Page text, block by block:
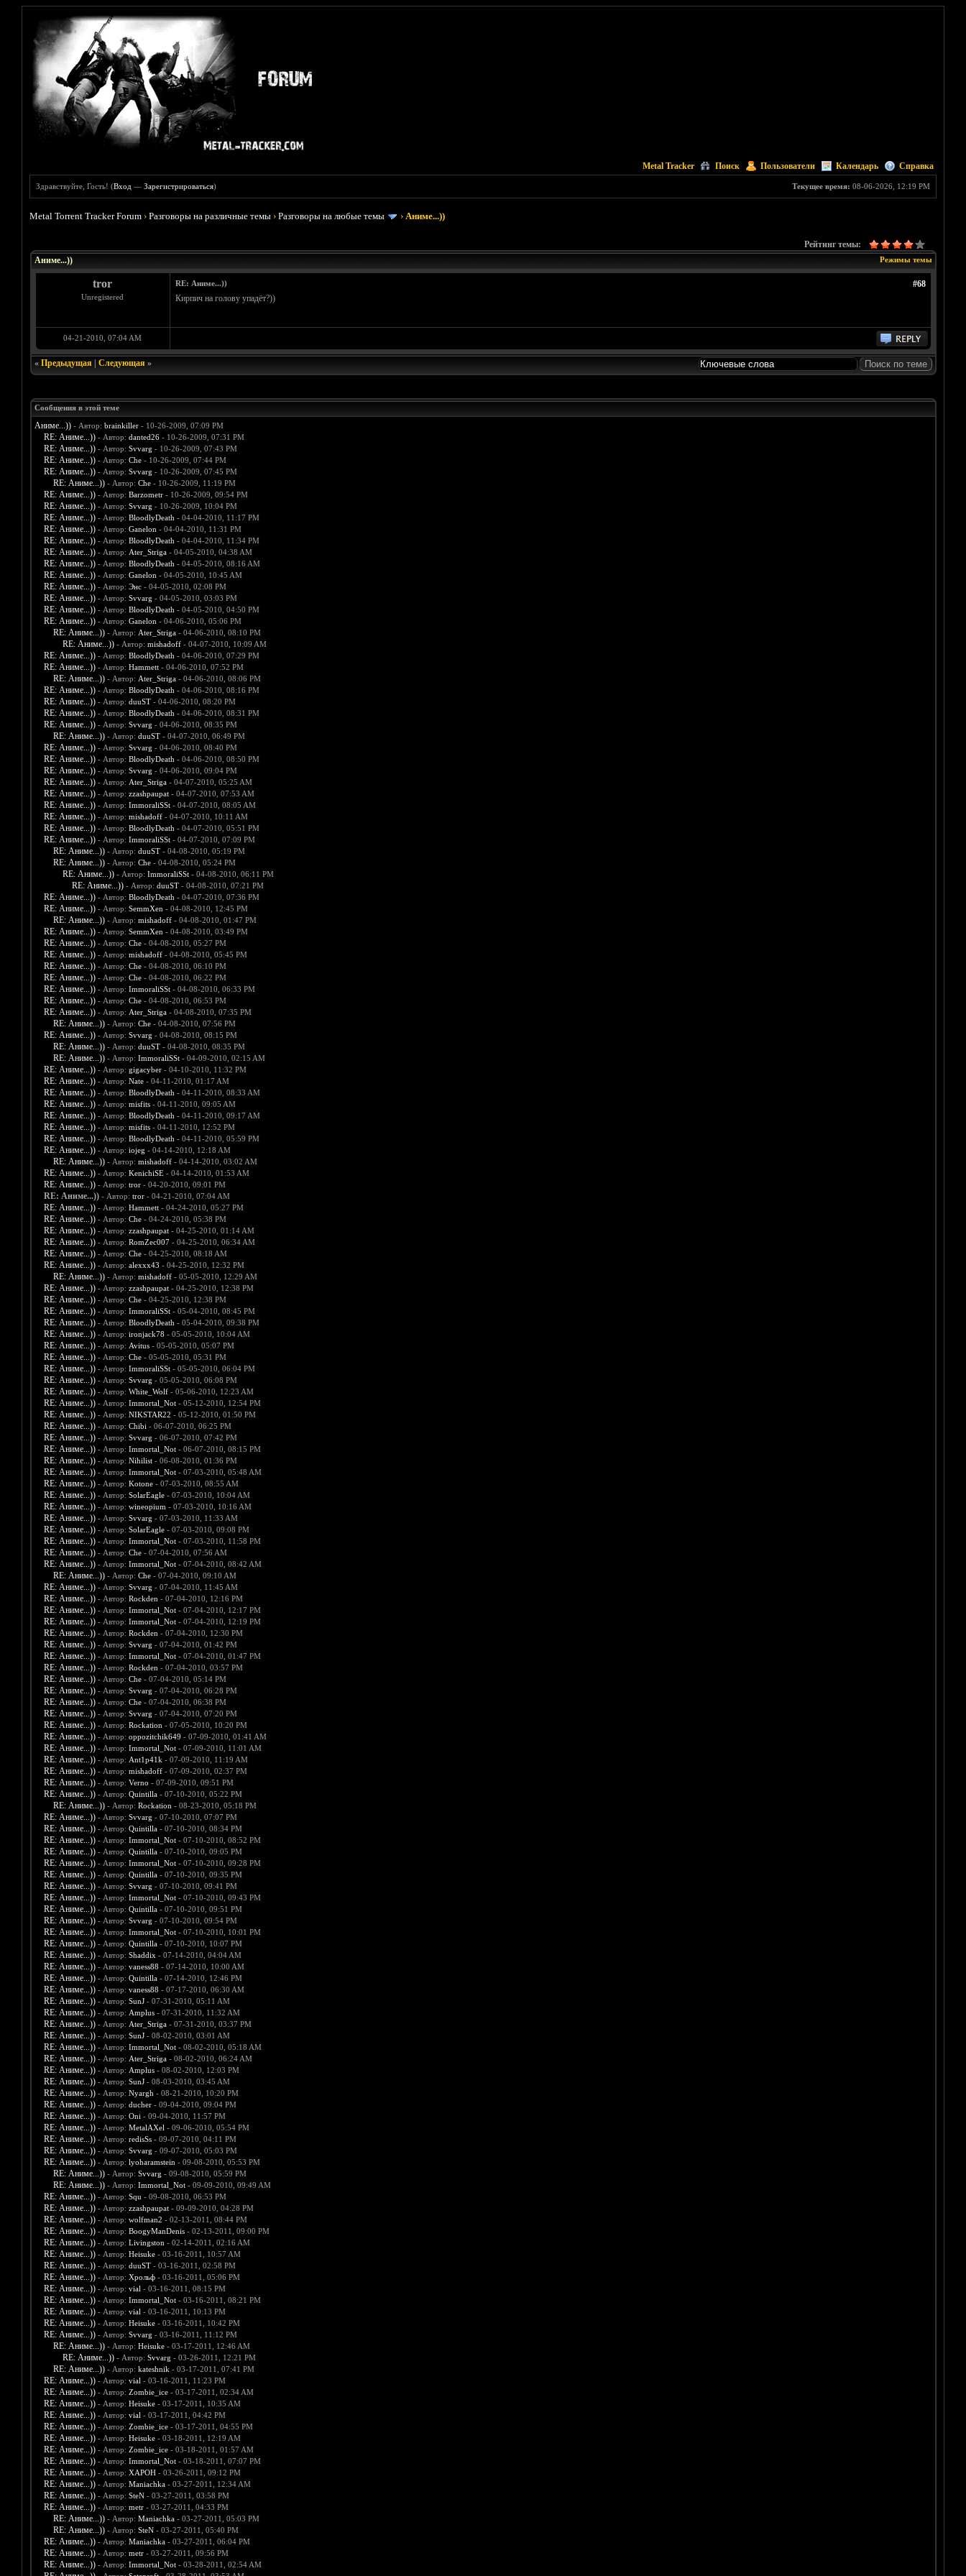
Metal Tracker Поиск Пользователи Календарь Справка
Текущее время: 08-06-2026, 12:19 PM
Здравствуйте, Гость! (Вход —Зарегистрироваться)
Metal Torrent Tracker Forum ›Разговоры на различные темы ›Разговоры на любые темы ›Аниме...))
Рейтинг темы:
Режимы темы
Аниме...))
tror
Unregistered
#68
RE: Аниме...))
Кирпич на голову упадёт?))
04-21-2010, 07:04 AM
« Предыдущая| Следующая»
Сообщения в этой теме
Аниме...)) - Автор: brainkiller- 10-26-2009, 07:09 PM
RE: Аниме...)) - Автор: danted26- 10-26-2009, 07:31 PM
RE: Аниме...)) - Автор: Svvarg - 10-26-2009, 07:43 PM
RE: Аниме...)) - Автор: Che- 10-26-2009, 07:44 PM
RE: Аниме...)) - Автор: Svvarg - 10-26-2009, 07:45 PM
RE: Аниме...)) - Автор: Che- 10-26-2009, 11:19 PM
RE: Аниме...)) - Автор: Barzometr- 10-26-2009, 09:54 PM
RE: Аниме...)) - Автор: Svvarg - 10-26-2009, 10:04 PM
RE: Аниме...)) - Автор: BloodlyDeath - 04-04-2010, 11:17 PM
RE: Аниме...)) - Автор: Ganelon - 04-04-2010, 11:31 PM
RE: Аниме...)) - Автор: BloodlyDeath - 04-04-2010, 11:34 PM
RE: Аниме...)) - Автор: Ater_Striga- 04-05-2010, 04:38 AM
RE: Аниме...)) - Автор: BloodlyDeath - 04-05-2010, 08:16 AM
RE: Аниме...)) - Автор: Ganelon - 04-05-2010, 10:45 AM
RE: Аниме...)) - Автор: Энс- 04-05-2010, 02:08 PM
RE: Аниме...)) - Автор: Svvarg - 04-05-2010, 03:03 PM
RE: Аниме...)) - Автор: BloodlyDeath - 04-05-2010, 04:50 PM
RE: Аниме...)) - Автор: Ganelon - 04-06-2010, 05:06 PM
RE: Аниме...)) - Автор: Ater_Striga- 04-06-2010, 08:10 PM
RE: Аниме...)) - Автор: mishadoff- 04-07-2010, 10:09 AM
RE: Аниме...)) - Автор: BloodlyDeath - 04-06-2010, 07:29 PM
RE: Аниме...)) - Автор: Hammett- 04-06-2010, 07:52 PM
RE: Аниме...)) - Автор: Ater_Striga- 04-06-2010, 08:06 PM
RE: Аниме...)) - Автор: BloodlyDeath - 04-06-2010, 08:16 PM
RE: Аниме...)) - Автор: duuST- 04-06-2010, 08:20 PM
RE: Аниме...)) - Автор: BloodlyDeath - 04-06-2010, 08:31 PM
RE: Аниме...)) - Автор: Svvarg - 04-06-2010, 08:35 PM
RE: Аниме...)) - Автор: duuST- 04-07-2010, 06:49 PM
RE: Аниме...)) - Автор: Svvarg - 04-06-2010, 08:40 PM
RE: Аниме...)) - Автор: BloodlyDeath - 04-06-2010, 08:50 PM
RE: Аниме...)) - Автор: Svvarg - 04-06-2010, 09:04 PM
RE: Аниме...)) - Автор: Ater_Striga- 04-07-2010, 05:25 AM
RE: Аниме...)) - Автор: zzashpaupat- 04-07-2010, 07:53 AM
RE: Аниме...)) - Автор: ImmoraliSSt- 04-07-2010, 08:05 AM
RE: Аниме...)) - Автор: mishadoff- 04-07-2010, 10:11 AM
RE: Аниме...)) - Автор: BloodlyDeath - 04-07-2010, 05:51 PM
RE: Аниме...)) - Автор: ImmoraliSSt- 04-07-2010, 07:09 PM
RE: Аниме...)) - Автор: duuST- 04-08-2010, 05:19 PM
RE: Аниме...)) - Автор: Che- 04-08-2010, 05:24 PM
RE: Аниме...)) - Автор: ImmoraliSSt- 04-08-2010, 06:11 PM
RE: Аниме...)) - Автор: duuST- 04-08-2010, 07:21 PM
RE: Аниме...)) - Автор: BloodlyDeath - 04-07-2010, 07:36 PM
RE: Аниме...)) - Автор: SemmXen - 04-08-2010, 12:45 PM
RE: Аниме...)) - Автор: mishadoff- 04-08-2010, 01:47 PM
RE: Аниме...)) - Автор: SemmXen - 04-08-2010, 03:49 PM
RE: Аниме...)) - Автор: Che- 04-08-2010, 05:27 PM
RE: Аниме...)) - Автор: mishadoff- 04-08-2010, 05:45 PM
RE: Аниме...)) - Автор: Che- 04-08-2010, 06:10 PM
RE: Аниме...)) - Автор: Che- 04-08-2010, 06:22 PM
RE: Аниме...)) - Автор: ImmoraliSSt- 04-08-2010, 06:33 PM
RE: Аниме...)) - Автор: Che- 04-08-2010, 06:53 PM
RE: Аниме...)) - Автор: Ater_Striga- 04-08-2010, 07:35 PM
RE: Аниме...)) - Автор: Che- 04-08-2010, 07:56 PM
RE: Аниме...)) - Автор: Svvarg - 04-08-2010, 08:15 PM
RE: Аниме...)) - Автор: duuST- 04-08-2010, 08:35 PM
RE: Аниме...)) - Автор: ImmoraliSSt- 04-09-2010, 02:15 AM
RE: Аниме...)) - Автор: gigacyber- 04-10-2010, 11:32 PM
RE: Аниме...)) - Автор: Nate- 04-11-2010, 01:17 AM
RE: Аниме...)) - Автор: BloodlyDeath - 04-11-2010, 08:33 AM
RE: Аниме...)) - Автор: misfits- 04-11-2010, 09:05 AM
RE: Аниме...)) - Автор: BloodlyDeath - 04-11-2010, 09:17 AM
RE: Аниме...)) - Автор: misfits- 04-11-2010, 12:52 PM
RE: Аниме...)) - Автор: BloodlyDeath - 04-11-2010, 05:59 PM
RE: Аниме...)) - Автор: iojeg - 04-14-2010, 12:18 AM
RE: Аниме...)) - Автор: mishadoff- 04-14-2010, 03:02 AM
RE: Аниме...)) - Автор: KenichiSE- 04-14-2010, 01:53 AM
RE: Аниме...)) - Автор: tror- 04-20-2010, 09:01 PM
RE: Аниме...)) - Автор: tror- 04-21-2010, 07:04 AM
RE: Аниме...)) - Автор: Hammett- 04-24-2010, 05:27 PM
RE: Аниме...)) - Автор: Che- 04-24-2010, 05:38 PM
RE: Аниме...)) - Автор: zzashpaupat- 04-25-2010, 01:14 AM
RE: Аниме...)) - Автор: RomZec007- 04-25-2010, 06:34 AM
RE: Аниме...)) - Автор: Che- 04-25-2010, 08:18 AM
RE: Аниме...)) - Автор: alexxx43 - 04-25-2010, 12:32 PM
RE: Аниме...)) - Автор: mishadoff- 05-05-2010, 12:29 AM
RE: Аниме...)) - Автор: zzashpaupat- 04-25-2010, 12:38 PM
RE: Аниме...)) - Автор: Che- 04-25-2010, 12:38 PM
RE: Аниме...)) - Автор: ImmoraliSSt- 05-04-2010, 08:45 PM
RE: Аниме...)) - Автор: BloodlyDeath - 05-04-2010, 09:38 PM
RE: Аниме...)) - Автор: ironjack78 - 05-05-2010, 10:04 AM
RE: Аниме...)) - Автор: Avitus- 05-05-2010, 05:07 PM
RE: Аниме...)) - Автор: Che- 05-05-2010, 05:31 PM
RE: Аниме...)) - Автор: ImmoraliSSt- 05-05-2010, 06:04 PM
RE: Аниме...)) - Автор: Svvarg - 05-05-2010, 06:08 PM
RE: Аниме...)) - Автор: White_Wolf- 05-06-2010, 12:23 AM
RE: Аниме...)) - Автор: Immortal_Not- 05-12-2010, 12:54 PM
RE: Аниме...)) - Автор: NIKSTAR22 - 05-12-2010, 01:50 PM
RE: Аниме...)) - Автор: Chibi - 06-07-2010, 06:25 PM
RE: Аниме...)) - Автор: Svvarg - 06-07-2010, 07:42 PM
RE: Аниме...)) - Автор: Immortal_Not- 06-07-2010, 08:15 PM
RE: Аниме...)) - Автор: Nihilist- 06-08-2010, 01:36 PM
RE: Аниме...)) - Автор: Immortal_Not- 07-03-2010, 05:48 AM
RE: Аниме...)) - Автор: Kotone- 07-03-2010, 08:55 AM
RE: Аниме...)) - Автор: SolarEagle- 07-03-2010, 10:04 AM
RE: Аниме...)) - Автор: wineopium - 07-03-2010, 10:16 AM
RE: Аниме...)) - Автор: Svvarg - 07-03-2010, 11:33 AM
RE: Аниме...)) - Автор: SolarEagle- 07-03-2010, 09:08 PM
RE: Аниме...)) - Автор: Immortal_Not- 07-03-2010, 11:58 PM
RE: Аниме...)) - Автор: Che- 07-04-2010, 07:56 AM
RE: Аниме...)) - Автор: Immortal_Not- 07-04-2010, 08:42 AM
RE: Аниме...)) - Автор: Che- 07-04-2010, 09:10 AM
RE: Аниме...)) - Автор: Svvarg - 07-04-2010, 11:45 AM
RE: Аниме...)) - Автор: Rockden - 07-04-2010, 12:16 PM
RE: Аниме...)) - Автор: Immortal_Not- 07-04-2010, 12:17 PM
RE: Аниме...)) - Автор: Immortal_Not- 07-04-2010, 12:19 PM
RE: Аниме...)) - Автор: Rockden - 07-04-2010, 12:30 PM
RE: Аниме...)) - Автор: Svvarg - 07-04-2010, 01:42 PM
RE: Аниме...)) - Автор: Immortal_Not- 07-04-2010, 01:47 PM
RE: Аниме...)) - Автор: Rockden - 07-04-2010, 03:57 PM
RE: Аниме...)) - Автор: Che- 07-04-2010, 05:14 PM
RE: Аниме...)) - Автор: Svvarg - 07-04-2010, 06:28 PM
RE: Аниме...)) - Автор: Che- 07-04-2010, 06:38 PM
RE: Аниме...)) - Автор: Svvarg - 07-04-2010, 07:20 PM
RE: Аниме...)) - Автор: Rockation - 07-05-2010, 10:20 PM
RE: Аниме...)) - Автор: oppozitchik649 - 07-09-2010, 01:41 AM
RE: Аниме...)) - Автор: Immortal_Not- 07-09-2010, 11:01 AM
RE: Аниме...)) - Автор: Ant1p41k - 07-09-2010, 11:19 AM
RE: Аниме...)) - Автор: mishadoff- 07-09-2010, 02:37 PM
RE: Аниме...)) - Автор: Verno - 07-09-2010, 09:51 PM
RE: Аниме...)) - Автор: Quintilla- 07-10-2010, 05:22 PM
RE: Аниме...)) - Автор: Rockation - 08-23-2010, 05:18 PM
RE: Аниме...)) - Автор: Svvarg - 07-10-2010, 07:07 PM
RE: Аниме...)) - Автор: Quintilla- 07-10-2010, 08:34 PM
RE: Аниме...)) - Автор: Immortal_Not- 07-10-2010, 08:52 PM
RE: Аниме...)) - Автор: Quintilla- 07-10-2010, 09:05 PM
RE: Аниме...)) - Автор: Immortal_Not- 07-10-2010, 09:28 PM
RE: Аниме...)) - Автор: Quintilla- 07-10-2010, 09:35 PM
RE: Аниме...)) - Автор: Svvarg - 07-10-2010, 09:41 PM
RE: Аниме...)) - Автор: Immortal_Not- 07-10-2010, 09:43 PM
RE: Аниме...)) - Автор: Quintilla- 07-10-2010, 09:51 PM
RE: Аниме...)) - Автор: Svvarg - 07-10-2010, 09:54 PM
RE: Аниме...)) - Автор: Immortal_Not- 07-10-2010, 10:01 PM
RE: Аниме...)) - Автор: Quintilla- 07-10-2010, 10:07 PM
RE: Аниме...)) - Автор: Shaddix - 07-14-2010, 04:04 AM
RE: Аниме...)) - Автор: vaness88 - 07-14-2010, 10:00 AM
RE: Аниме...)) - Автор: Quintilla- 07-14-2010, 12:46 PM
RE: Аниме...)) - Автор: vaness88 - 07-17-2010, 06:30 AM
RE: Аниме...)) - Автор: SunJ- 07-31-2010, 05:11 AM
RE: Аниме...)) - Автор: Amplus- 07-31-2010, 11:32 AM
RE: Аниме...)) - Автор: Ater_Striga- 07-31-2010, 03:37 PM
RE: Аниме...)) - Автор: SunJ- 08-02-2010, 03:01 AM
RE: Аниме...)) - Автор: Immortal_Not- 08-02-2010, 05:18 AM
RE: Аниме...)) - Автор: Ater_Striga- 08-02-2010, 06:24 AM
RE: Аниме...)) - Автор: Amplus- 08-02-2010, 12:03 PM
RE: Аниме...)) - Автор: SunJ- 08-03-2010, 03:45 AM
RE: Аниме...)) - Автор: Nyargh - 08-21-2010, 10:20 PM
RE: Аниме...)) - Автор: ducher- 09-04-2010, 09:04 PM
RE: Аниме...)) - Автор: Oni - 09-04-2010, 11:57 PM
RE: Аниме...)) - Автор: MetalAXel - 09-06-2010, 05:54 PM
RE: Аниме...)) - Автор: redisSs- 09-07-2010, 04:11 PM
RE: Аниме...)) - Автор: Svvarg - 09-07-2010, 05:03 PM
RE: Аниме...)) - Автор: lyoharamstein - 09-08-2010, 05:53 PM
RE: Аниме...)) - Автор: Svvarg - 09-08-2010, 05:59 PM
RE: Аниме...)) - Автор: Immortal_Not- 09-09-2010, 09:49 AM
RE: Аниме...)) - Автор: Squ - 09-08-2010, 06:53 PM
RE: Аниме...)) - Автор: zzashpaupat- 09-09-2010, 04:28 PM
RE: Аниме...)) - Автор: wolfman2 - 02-13-2011, 08:44 PM
RE: Аниме...)) - Автор: BoogyManDenis- 02-13-2011, 09:00 PM
RE: Аниме...)) - Автор: Livingston - 02-14-2011, 02:16 AM
RE: Аниме...)) - Автор: Heisuke- 03-16-2011, 10:57 AM
RE: Аниме...)) - Автор: duuST- 03-16-2011, 02:58 PM
RE: Аниме...)) - Автор: Хрольф- 03-16-2011, 05:06 PM
RE: Аниме...)) - Автор: vial - 03-16-2011, 08:15 PM
RE: Аниме...)) - Автор: Immortal_Not- 03-16-2011, 08:21 PM
RE: Аниме...)) - Автор: vial - 03-16-2011, 10:13 PM
RE: Аниме...)) - Автор: Heisuke- 03-16-2011, 10:42 PM
RE: Аниме...)) - Автор: Svvarg - 03-16-2011, 11:12 PM
RE: Аниме...)) - Автор: Heisuke- 03-17-2011, 12:46 AM
RE: Аниме...)) - Автор: Svvarg - 03-26-2011, 12:21 PM
RE: Аниме...)) - Автор: kateshnik - 03-17-2011, 07:41 PM
RE: Аниме...)) - Автор: vial - 03-16-2011, 11:23 PM
RE: Аниме...)) - Автор: Zombie_ice- 03-17-2011, 02:34 AM
RE: Аниме...)) - Автор: Heisuke- 03-17-2011, 10:35 AM
RE: Аниме...)) - Автор: vial - 03-17-2011, 04:42 PM
RE: Аниме...)) - Автор: Zombie_ice- 03-17-2011, 04:55 PM
RE: Аниме...)) - Автор: Heisuke- 03-18-2011, 12:19 AM
RE: Аниме...)) - Автор: Zombie_ice- 03-18-2011, 01:57 AM
RE: Аниме...)) - Автор: Immortal_Not- 03-18-2011, 07:07 PM
RE: Аниме...)) - Автор: XAPOH- 03-26-2011, 09:12 PM
RE: Аниме...)) - Автор: Maniachka- 03-27-2011, 12:34 AM
RE: Аниме...)) - Автор: SteN- 03-27-2011, 03:58 PM
RE: Аниме...)) - Автор: metr- 03-27-2011, 04:33 PM
RE: Аниме...)) - Автор: Maniachka- 03-27-2011, 05:03 PM
RE: Аниме...)) - Автор: SteN- 03-27-2011, 05:40 PM
RE: Аниме...)) - Автор: Maniachka- 03-27-2011, 06:04 PM
RE: Аниме...)) - Автор: metr- 03-27-2011, 09:56 PM
RE: Аниме...)) - Автор: Immortal_Not- 03-28-2011, 02:54 AM